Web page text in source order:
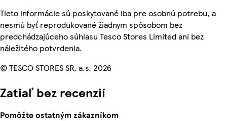
Tieto informácie sú poskytované iba pre osobnú potrebu, a
nesmú byť reprodukované žiadnym spôsobom bez
predchádzajúceho súhlasu Tesco Stores Limited ani bez
náležitého potvrdenia.
© TESCO STORES SR, a.s. 2026
Zatiaľ bez recenzií
Pomôžte ostatným zákazníkom